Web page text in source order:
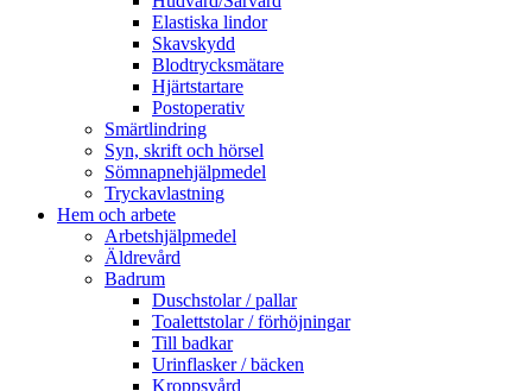
Elastiska lindor
Skavskydd
Blodtrycksmätare
Hjärtstartare
Postoperativ
Smärtlindring
Syn, skrift och hörsel
Sömnapnehjälpmedel
Tryckavlastning
Hem och arbete
Arbetshjälpmedel
Äldrevård
Badrum
Duschstolar / pallar
Toalettstolar / förhöjningar
Till badkar
Urinflasker / bäcken
Kroppsvård